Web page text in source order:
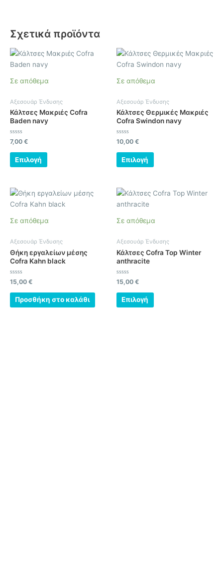
Σχετικά προϊόντα
Σε απόθεμα
Αξεσουάρ Ένδυσης
Κάλτσες Μακριές Cofra
Baden navy
Βαθμολογήθηκε
με
0
από
7,00 €
Επιλογή
Αυτό
το
έχει
παραλλαγές.
Οι
να
του
προϊόντος
Σε απόθεμα
Αξεσουάρ Ένδυσης
Κάλτσες Θερμικές Μακριές
Cofra Swindon navy
Βαθμολογήθηκε
με
0
από
10,00 €
Επιλογή
Αυτό
το
έχει
παραλλαγές.
Οι
να
του
Σε απόθεμα
Αξεσουάρ Ένδυσης
Θήκη εργαλείων μέσης
Cofra Kahn black
Βαθμολογήθηκε
με
0
από
15,00 €
Προσθήκη στο καλάθι
Σε απόθεμα
Αξεσουάρ Ένδυσης
Κάλτσες Cofra Top Winter
anthracite
Βαθμολογήθηκε
με
0
από
15,00 €
Επιλογή
Αυτό
έχει
παραλλαγές.
να